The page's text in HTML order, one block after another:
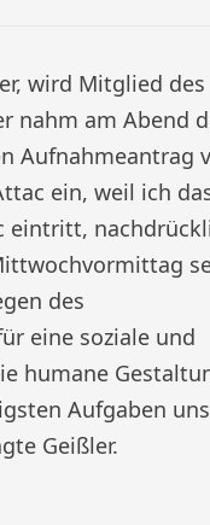
wird Mitglied des
nahm am Abend
Aufnahmeantrag
ein, weil ich
eintritt,
des
eine soziale und
humane
Aufgaben
Geißler.